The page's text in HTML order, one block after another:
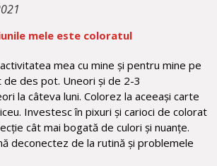
mele este coloratul
mea cu mine și pentru mine pe
des pot. Uneori și de 2-3
la câteva luni. Colorez la aceeași carte
Investesc în pixuri și carioci de colorat
cât mai bogată de culori și nuanțe.
deconectez de la rutină și problemele